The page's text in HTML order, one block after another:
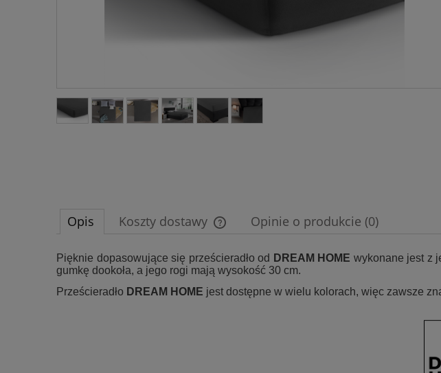
Opis Koszty dostawy
Cena nie zawiera ewentualnych kosztów
płatności
Opinie o produkcie (0)
Pięknie dopasowujące się prześcieradło od DREAM HOME wykonane jest z
gumkę dookoła, a jego rogi mają wysokość 30 cm.
Prześcieradło DREAM HOME jest dostępne w wielu kolorach, więc zawsze